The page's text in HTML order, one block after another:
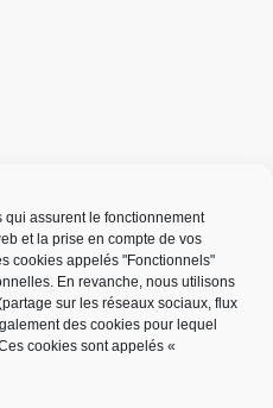
qui assurent le fonctionnement
et la prise en compte de vos
cookies appelés "Fonctionnels"
En revanche, nous utilisons
sur les réseaux sociaux, flux
des cookies pour lequel
cookies sont appelés «